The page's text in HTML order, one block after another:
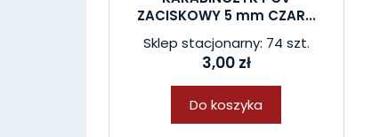
ZACISKOWY 5 mm CZAR...
Sklep stacjonarny: 74 szt.
3,00 zł
Do koszyka